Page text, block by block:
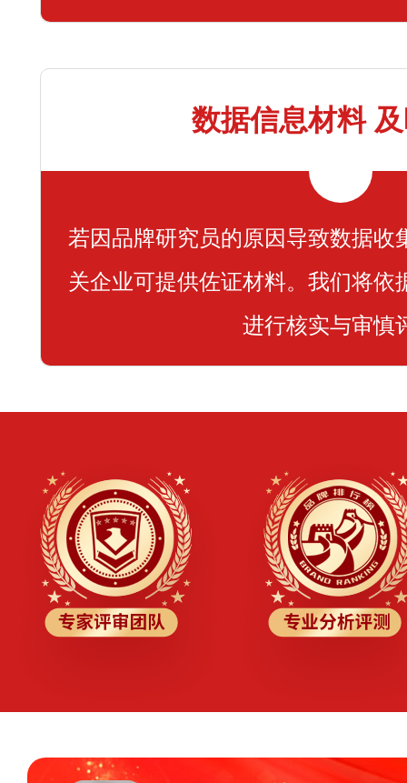
数据信息材料
若因品牌研究员的原因导致数据收
关企业可提供佐证材料。我们将依
进行核实与审慎